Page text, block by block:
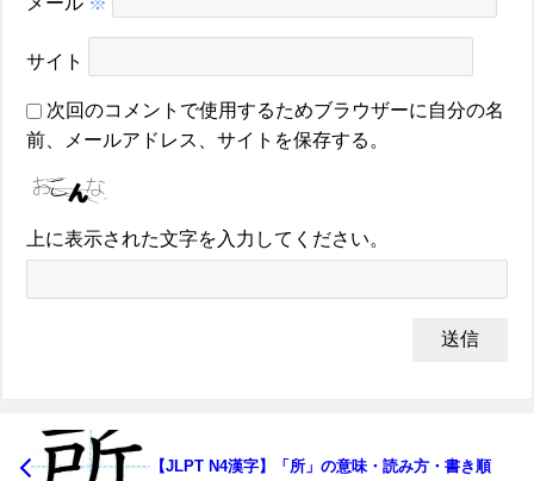
サイト
次回のコメントで使用するためブラウザーに自分の名
前、メールアドレス、サイトを保存する。
上に表示された文字を入力してください。
【JLPT N4漢字】「所」の意味・読み方・書き順